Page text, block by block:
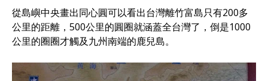
從島嶼中央畫出同心圓可以看出台灣離竹富島只有200多
公里的距離，500公里的圓圈就涵蓋全台灣了，倒是1000
公里的圈圈才觸及九州南端的鹿兒島。